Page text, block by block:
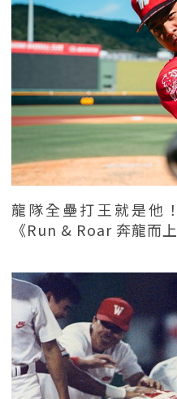
龍隊全壘打王就是他
《Run & Roar 奔龍而上